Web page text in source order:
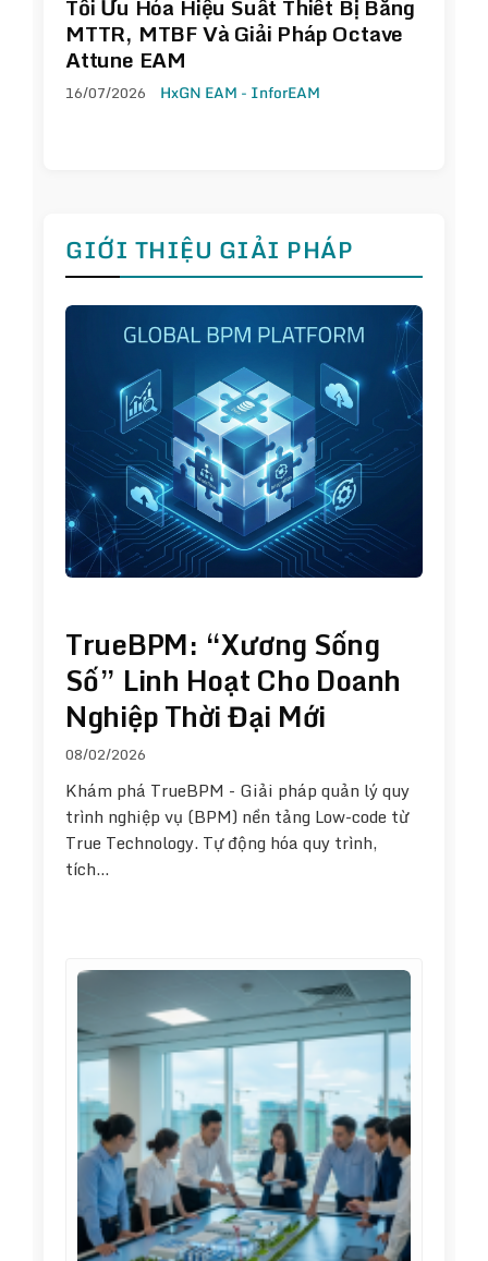
Tối Ưu Hóa Hiệu Suất Thiết Bị Bằng
MTTR, MTBF Và Giải Pháp Octave
Attune EAM
16/07/2026 HxGN EAM - InforEAM
GIỚI THIỆU GIẢI PHÁP
TrueBPM: “Xương Sống
Số” Linh Hoạt Cho Doanh
Nghiệp Thời Đại Mới
08/02/2026
Khám phá TrueBPM - Giải pháp quản lý quy
trình nghiệp vụ (BPM) nền tảng Low-code từ
True Technology. Tự động hóa quy trình,
tích…